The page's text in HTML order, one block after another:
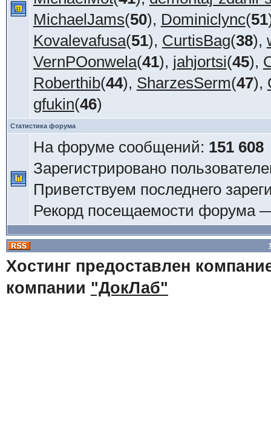
MichaelJams(50), Dominiclync(51
Kovalevafusa(51), CurtisBag(38),
VernPOonwela(41), jahjortsi(45),
Roberthib(44), SharzesSerm(47),
gfukin(46)
Статистика форума
На форуме сообщений: 151 608
Зарегистрировано
Приветствуем последнего
Рекорд посещаемости форума
Хостинг предоставлен
компании "ДокЛаб"